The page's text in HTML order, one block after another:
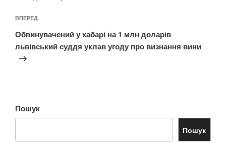
Наступний
запис
ВПЕРЕД
Обвинувачений у хабарі на 1 млн доларів
львівський суддя уклав угоду про визнання вини
Пошук
Пошук